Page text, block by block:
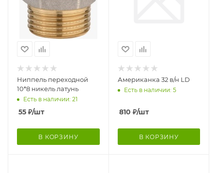
Ниппель переходной
10*8 никель латунь
Есть в наличии: 21
55 ₽/шт
В КОРЗИНУ
Американка 32 в/н LD
Есть в наличии: 5
810 ₽/шт
В КОРЗИНУ